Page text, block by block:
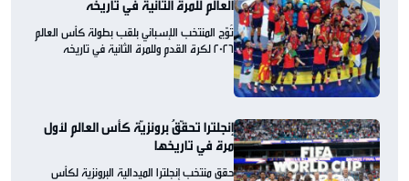
العالم للمرة الثانية في تاريخه
تُوّج المنتخب الإسباني بلقب بطولة كأس العالم
2026 لكرة القدم وللمرة الثانية في تاريخه
إنجلترا تحقّقُ برونزيّة كأس العالم لأول
مرة في تاريخها
حقق منتخب إنجلترا الميدالية البرونزية لكأس